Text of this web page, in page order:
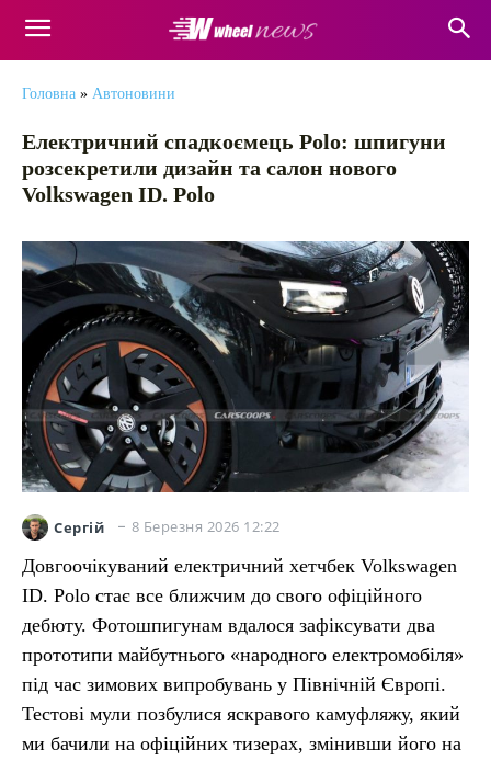
Головна » Автоновини
Електричний спадкоємець Polo: шпигуни
розсекретили дизайн та салон нового
Volkswagen ID. Polo
Сергій 8 Березня 2026 12:22
Довгоочікуваний електричний хетчбек Volkswagen
ID. Polo стає все ближчим до свого офіційного
дебюту. Фотошпигунам вдалося зафіксувати два
прототипи майбутнього «народного електромобіля»
під час зимових випробувань у Північній Європі.
Тестові мули позбулися яскравого камуфляжу, який
ми бачили на офіційних тизерах, змінивши його на